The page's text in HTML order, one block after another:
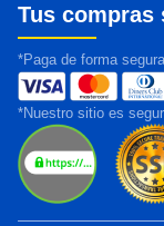
Tus compras
*Paga de forma
*Nuestro sitio es